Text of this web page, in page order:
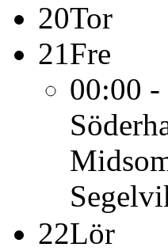
20Tor
21Fre
00:00 -
22Lör